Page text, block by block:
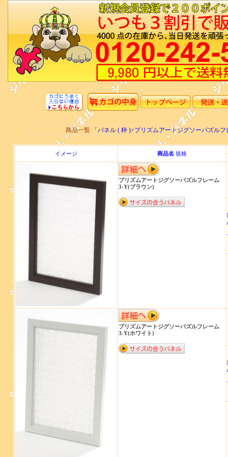
商品一覧 「パネル ( 枠 )>プリズムアートジグソーパズ
イメージ 商品名 規格
プリズムアートジグソーパズルフレーム
3-Y(ブラウン)
プリズムアートジグソーパズルフレーム
3-Y(ホワイト)